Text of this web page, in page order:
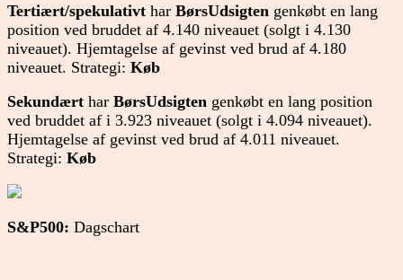
Tertiært/spekulativt har BørsUdsigten genkøbt en lang
position ved bruddet af 4.140 niveauet (solgt i 4.130
niveauet). Hjemtagelse af gevinst ved brud af 4.180
niveauet. Strategi: Køb
Sekundært har BørsUdsigten genkøbt en lang position
ved bruddet af i 3.923 niveauet (solgt i 4.094 niveauet).
Hjemtagelse af gevinst ved brud af 4.011 niveauet.
Strategi: Køb
S&P500: Dagschart